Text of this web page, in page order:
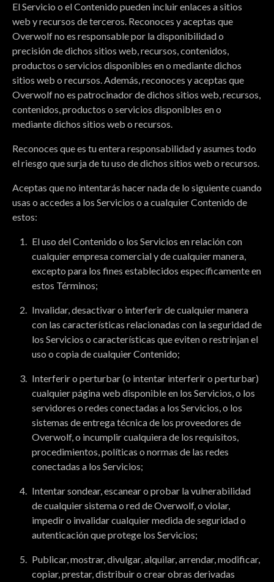
El Servicio o el Contenido pueden incluir enlaces a sitios
web y recursos de terceros. Reconoces y aceptas que
Overwolf no es responsable por la disponibilidad o
precisión de dichos sitios web, recursos, contenidos,
productos o servicios disponibles en o mediante dichos
sitios web o recursos. Además, reconoces y aceptas que
Overwolf no es patrocinador de dichos sitios web, recursos,
contenidos, productos o servicios disponibles en o
mediante dichos sitios web o recursos.
Reconoces que es tu entera responsabilidad y asumes todo
el riesgo que surja de tu uso de dichos sitios web o recursos.
Aceptas que no intentarás hacer nada de lo siguiente cuando
usas o accedes a los Servicios o a cualquier Contenido de
estos:
El uso del Contenido o los Servicios en relación con
cualquier empresa comercial y de cualquier manera,
excepto para los fines establecidos específicamente en
estos Términos;
Invalidar, desactivar o interferir de cualquier manera
con las características relacionadas con la seguridad de
los Servicios o características que eviten o restrinjan el
uso o copia de cualquier Contenido;
Interferir o perturbar (o intentar interferir o perturbar)
cualquier página web disponible en los Servicios, o los
servidores o redes conectadas a los Servicios, o los
sistemas de entrega técnica de los proveedores de
Overwolf, o incumplir cualquiera de los requisitos,
procedimientos, políticas o normas de las redes
conectadas a los Servicios;
Intentar sondear, escanear o probar la vulnerabilidad
de cualquier sistema o red de Overwolf, o violar,
impedir o invalidar cualquier medida de seguridad o
autenticación que protege los Servicios;
Publicar, mostrar, divulgar, alquilar, arrendar, modificar,
copiar, prestar, distribuir o crear obras derivadas